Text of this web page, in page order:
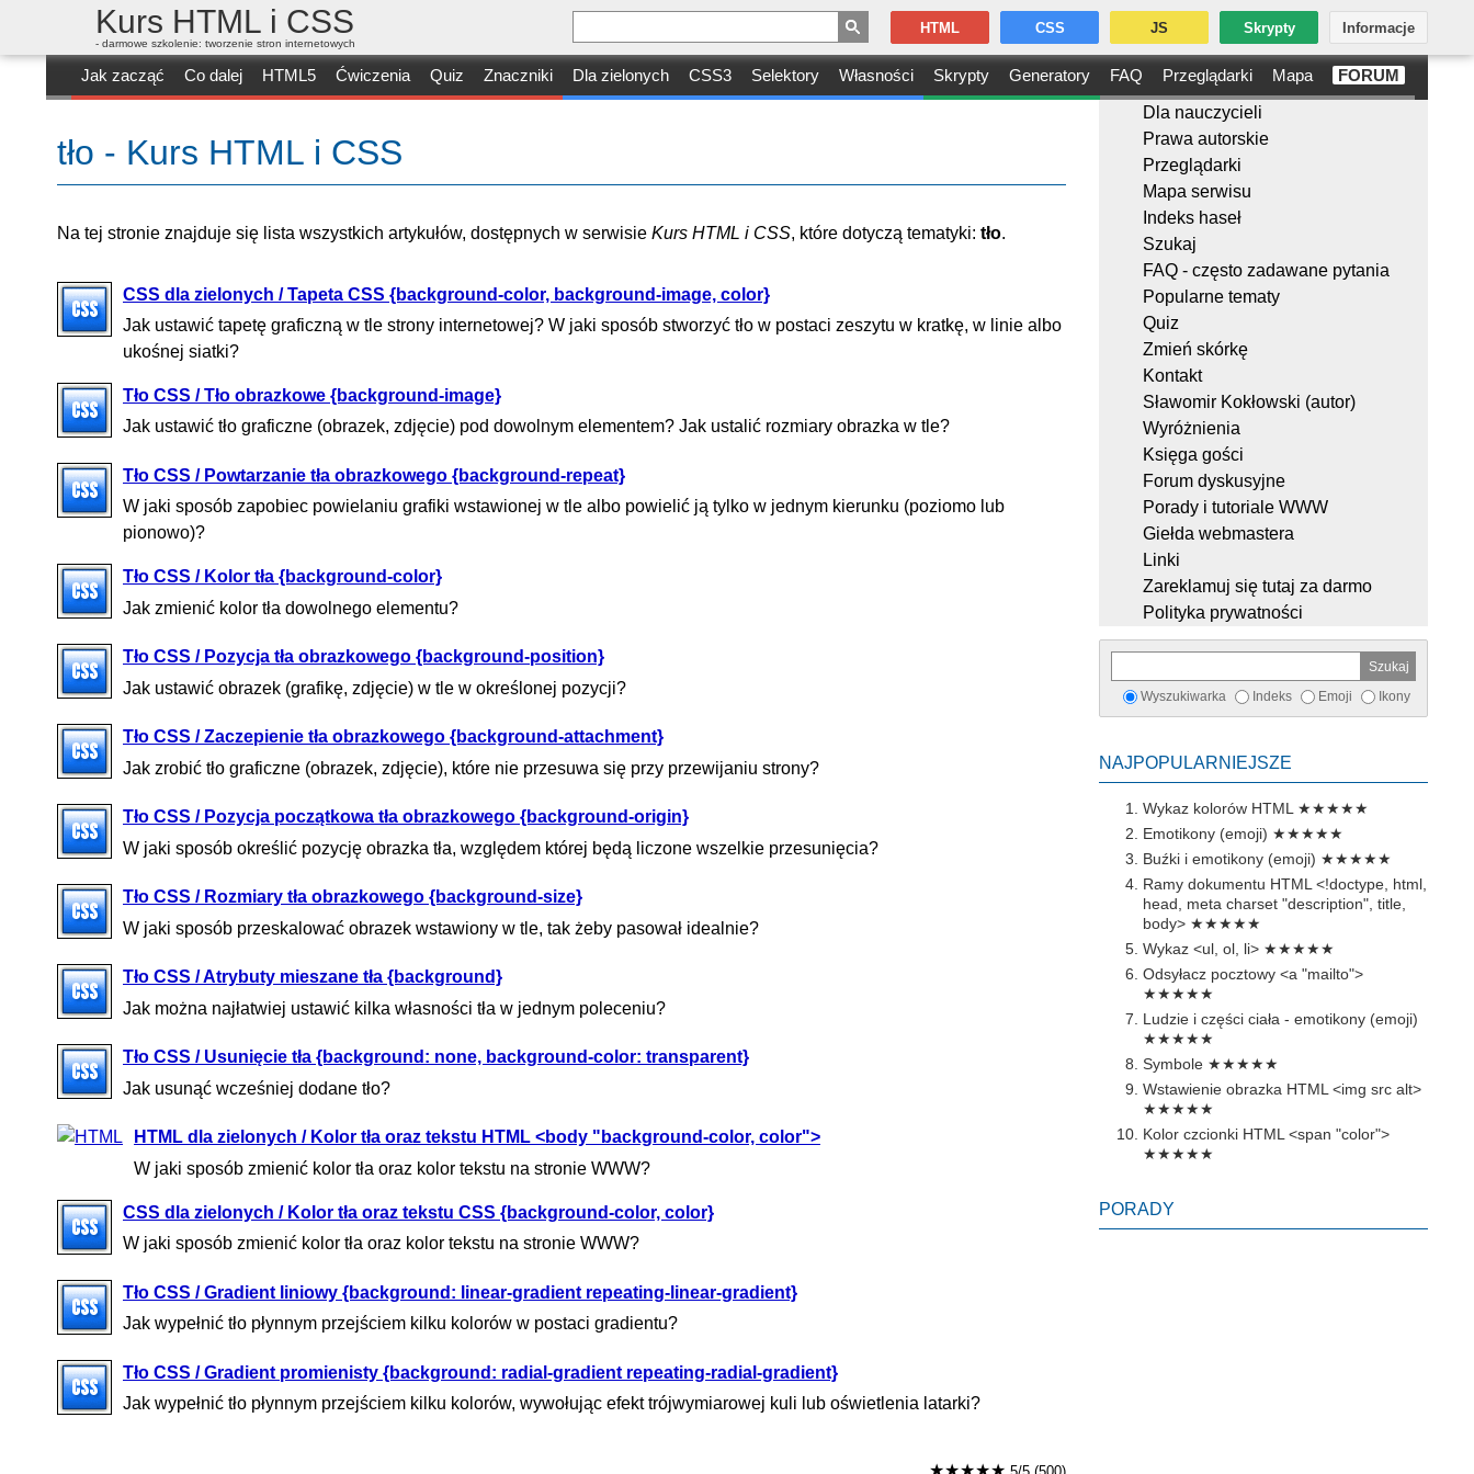
Kurs HTML i CSS
- darmowe szkolenie: tworzenie stron internetowych
Jak zacząć Co dalej HTML5 Ćwiczenia Quiz Znaczniki Dla zielonych CSS3 Selektory Własności Skrypty Generatory FAQ Przeglądarki Mapa FORUM
HTML CSS JS Skrypty Informacje
Dla nauczycieli
Prawa autorskie
Przeglądarki
Mapa serwisu
Indeks haseł
Szukaj
FAQ - często zadawane pytania
Popularne tematy
Quiz
Zmień skórkę
Kontakt
Sławomir Kokłowski (autor)
Wyróżnienia
Księga gości
Forum dyskusyjne
Porady i tutoriale WWW
Giełda webmastera
Linki
Zareklamuj się tutaj za darmo
Polityka prywatności
Wyszukiwarka Indeks Emoji Ikony
NAJPOPULARNIEJSZE
Wykaz kolorów HTML ★★★★★
Emotikony (emoji) ★★★★★
Buźki i emotikony (emoji) ★★★★★
Ramy dokumentu HTML <!doctype, html,
head, meta charset "description", title,
body> ★★★★★
Wykaz <ul, ol, li> ★★★★★
Odsyłacz pocztowy <a "mailto">
★★★★★
Ludzie i części ciała - emotikony (emoji)
★★★★★
Symbole ★★★★★
Wstawienie obrazka HTML <img src alt>
★★★★★
Kolor czcionki HTML <span "color">
★★★★★
PORADY
tło - Kurs HTML i CSS
Na tej stronie znajduje się lista wszystkich artykułów, dostępnych w serwisie Kurs HTML i CSS, które dotyczą tematyki: tło.
CSS dla zielonych / Tapeta CSS {background-color, background-image, color}
Jak ustawić tapetę graficzną w tle strony internetowej? W jaki sposób stworzyć tło w postaci zeszytu w kratkę, w linie albo
ukośnej siatki?
Tło CSS / Tło obrazkowe {background-image}
Jak ustawić tło graficzne (obrazek, zdjęcie) pod dowolnym elementem? Jak ustalić rozmiary obrazka w tle?
Tło CSS / Powtarzanie tła obrazkowego {background-repeat}
W jaki sposób zapobiec powielaniu grafiki wstawionej w tle albo powielić ją tylko w jednym kierunku (poziomo lub
pionowo)?
Tło CSS / Kolor tła {background-color}
Jak zmienić kolor tła dowolnego elementu?
Tło CSS / Pozycja tła obrazkowego {background-position}
Jak ustawić obrazek (grafikę, zdjęcie) w tle w określonej pozycji?
Tło CSS / Zaczepienie tła obrazkowego {background-attachment}
Jak zrobić tło graficzne (obrazek, zdjęcie), które nie przesuwa się przy przewijaniu strony?
Tło CSS / Pozycja początkowa tła obrazkowego {background-origin}
W jaki sposób określić pozycję obrazka tła, względem której będą liczone wszelkie przesunięcia?
Tło CSS / Rozmiary tła obrazkowego {background-size}
W jaki sposób przeskalować obrazek wstawiony w tle, tak żeby pasował idealnie?
Tło CSS / Atrybuty mieszane tła {background}
Jak można najłatwiej ustawić kilka własności tła w jednym poleceniu?
Tło CSS / Usunięcie tła {background: none, background-color: transparent}
Jak usunąć wcześniej dodane tło?
HTML dla zielonych / Kolor tła oraz tekstu HTML <body "background-color, color">
W jaki sposób zmienić kolor tła oraz kolor tekstu na stronie WWW?
CSS dla zielonych / Kolor tła oraz tekstu CSS {background-color, color}
W jaki sposób zmienić kolor tła oraz kolor tekstu na stronie WWW?
Tło CSS / Gradient liniowy {background: linear-gradient repeating-linear-gradient}
Jak wypełnić tło płynnym przejściem kilku kolorów w postaci gradientu?
Tło CSS / Gradient promienisty {background: radial-gradient repeating-radial-gradient}
Jak wypełnić tło płynnym przejściem kilku kolorów, wywołując efekt trójwymiarowej kuli lub oświetlenia latarki?
★★★★★